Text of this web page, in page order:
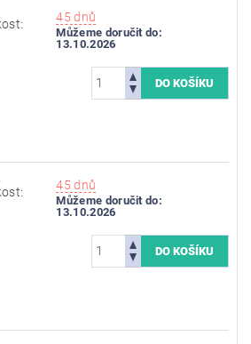
45 dnů
Můžeme doručit do:
13.10.2026
45 dnů
Můžeme doručit do:
13.10.2026